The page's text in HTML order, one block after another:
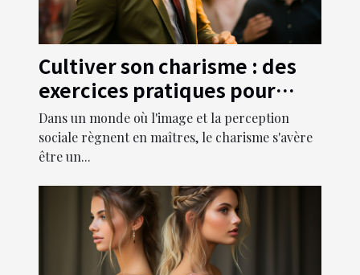
Cultiver son charisme : des
exercices pratiques pour
devenir irrésistible
Dans un monde où l'image et la perception
sociale règnent en maîtres, le charisme s'avère
être un...